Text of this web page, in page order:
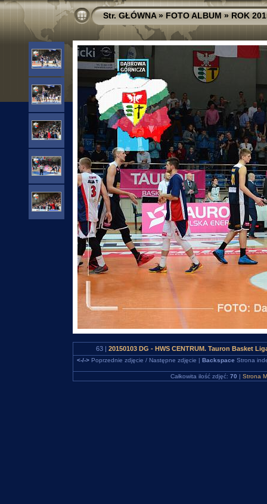
Str. GŁÓWNA»FOTO ALBUM»ROK
63 | 20150103 DG - HWS CENTRUM. Tauron Basket
<-/->Poprzednie zdjęcie / Następne zdjęcie | Backspace Strona
Całkowita ilość zdjęć: 70 | Strona